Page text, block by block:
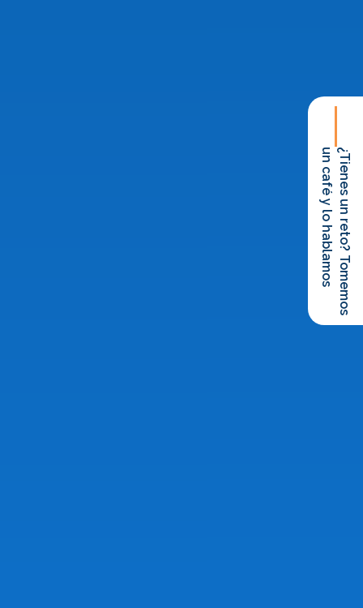
¿Tienes un reto? Tomemos
un café y lo hablamos